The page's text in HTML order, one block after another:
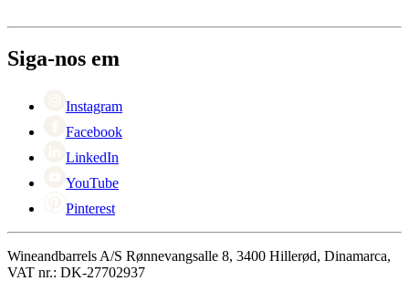
Retorno
Black Friday
Singles Day
Siga-nos em
Instagram
Facebook
LinkedIn
YouTube
Pinterest
Wineandbarrels A/S Rønnevangsalle 8, 3400 Hillerød, Dinamarca,
VAT nr.: DK-27702937